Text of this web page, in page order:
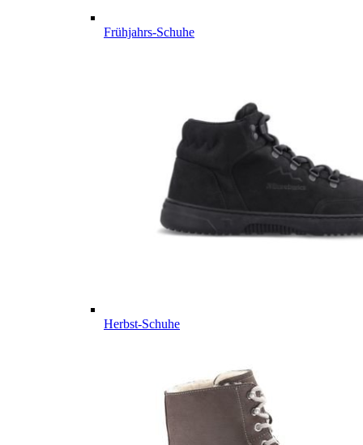
Frühjahrs-Schuhe
Herbst-Schuhe